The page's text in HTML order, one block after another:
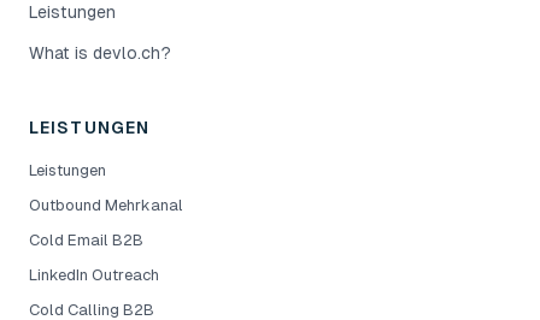
Leistungen
What is devlo.ch?
LEISTUNGEN
Leistungen
Outbound Mehrkanal
Cold Email B2B
LinkedIn Outreach
Cold Calling B2B